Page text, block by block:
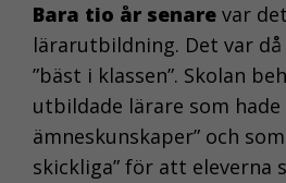
Bara tio år senare var
lärarutbildning. Det var
”bäst i klassen”. Skolan
utbildade lärare som hade
ämneskunskaper” och
skickliga” för att eleverna